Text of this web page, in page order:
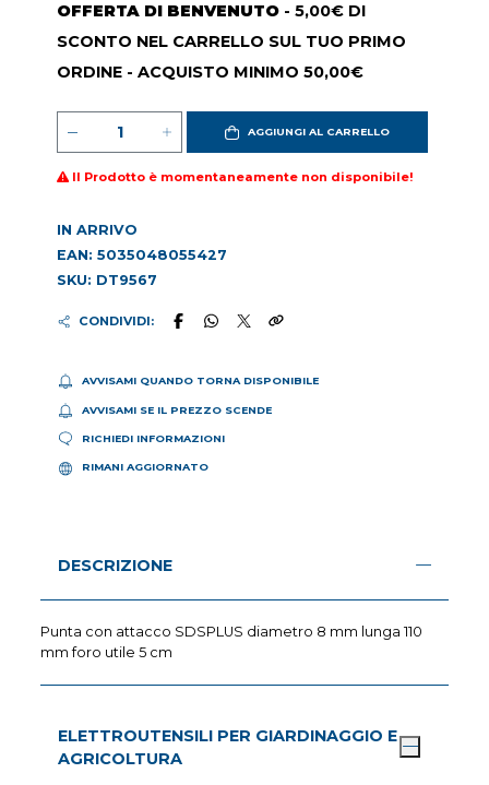
OFFERTA DI BENVENUTO - 5,00€ DI
SCONTO NEL CARRELLO SUL TUO PRIMO
ORDINE - ACQUISTO MINIMO 50,00€
AGGIUNGI AL CARRELLO
Il Prodotto è momentaneamente non disponibile!
IN ARRIVO
EAN: 5035048055427
SKU: DT9567
CONDIVIDI:
AVVISAMI QUANDO TORNA DISPONIBILE
AVVISAMI SE IL PREZZO SCENDE
RICHIEDI INFORMAZIONI
RIMANI AGGIORNATO
DESCRIZIONE
Punta con attacco SDSPLUS diametro 8 mm lunga 110
mm foro utile 5 cm
ELETTROUTENSILI PER GIARDINAGGIO E
AGRICOLTURA